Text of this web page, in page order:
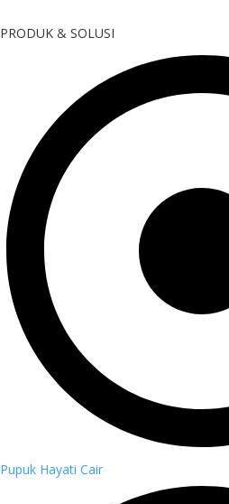
PRODUK & SOLUSI
Pupuk Hayati Cair